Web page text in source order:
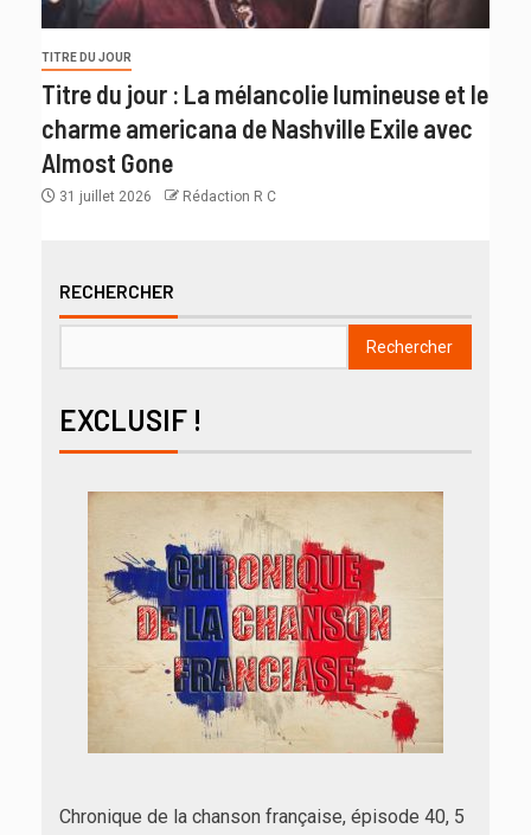
TITRE DU JOUR
Titre du jour : La mélancolie lumineuse et le
charme americana de Nashville Exile avec
Almost Gone
31 juillet 2026 Rédaction R C
RECHERCHER
Rechercher
EXCLUSIF !
Chronique de la chanson française, épisode 40, 5